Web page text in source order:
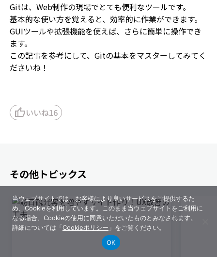
Gitは、Web制作の現場でとても便利なツールです。
基本的な使い方を覚えると、効率的に作業ができます。
GUIツールや拡張機能を使えば、さらに簡単に操作でき
ます。
この記事を参考にして、Gitの基本をマスターしてみてく
ださいね！
thumb_upいいね16
その他トピックス
当ウェブサイトでは、お客様により良いサービスをご提供するた
め、Cookieを利用しています。このまま当ウェブサイトをご利用に
なる場合、Cookieの使用に同意いただいたものとみなされます。
詳細については「Cookieポリシー 」をご覧ください。
OK